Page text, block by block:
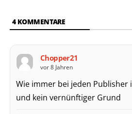
4KOMMENTARE
Chopper21
vor 8 Jahren
Wie immer bei jeden Publisher
und kein vernünftiger Grund